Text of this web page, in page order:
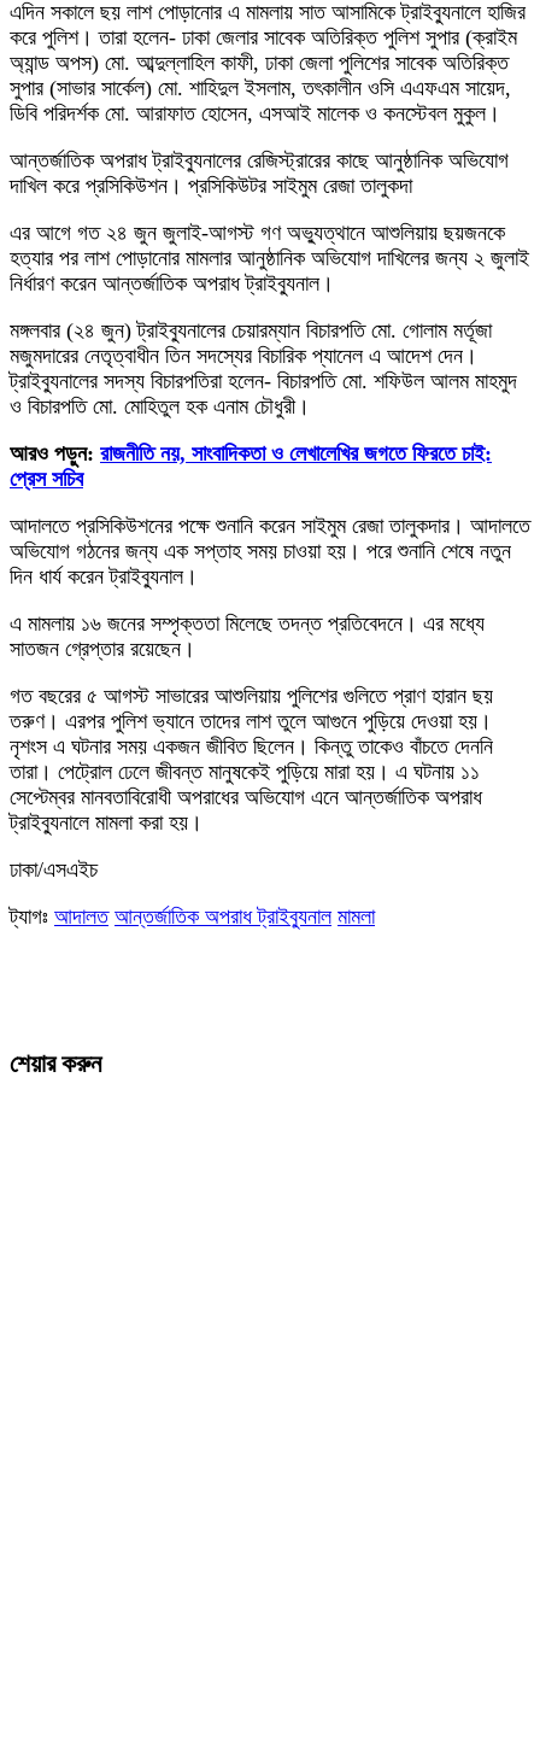
এদিন সকালে ছয় লাশ পোড়ানোর এ মামলায় সাত আসামিকে ট্রাইব্যুনালে হাজির
করে পুলিশ। তারা হলেন- ঢাকা জেলার সাবেক অতিরিক্ত পুলিশ সুপার (ক্রাইম
অ্যান্ড অপস) মো. আব্দুল্লাহিল কাফী, ঢাকা জেলা পুলিশের সাবেক অতিরিক্ত
সুপার (সাভার সার্কেল) মো. শাহিদুল ইসলাম, তৎকালীন ওসি এএফএম সায়েদ,
ডিবি পরিদর্শক মো. আরাফাত হোসেন, এসআই মালেক ও কনস্টেবল মুকুল।
আন্তর্জাতিক অপরাধ ট্রাইব্যুনালের রেজিস্ট্রারের কাছে আনুষ্ঠানিক অভিযোগ
দাখিল করে প্রসিকিউশন। প্রসিকিউটর সাইমুম রেজা তালুকদা
এর আগে গত ২৪ জুন জুলাই-আগস্ট গণ অভ্যুত্থানে আশুলিয়ায় ছয়জনকে
হত্যার পর লাশ পোড়ানোর মামলার আনুষ্ঠানিক অভিযোগ দাখিলের জন্য ২ জুলাই
নির্ধারণ করেন আন্তর্জাতিক অপরাধ ট্রাইব্যুনাল।
মঙ্গলবার (২৪ জুন) ট্রাইব্যুনালের চেয়ারম্যান বিচারপতি মো. গোলাম মর্তূজা
মজুমদারের নেতৃত্বাধীন তিন সদস্যের বিচারিক প্যানেল এ আদেশ দেন।
ট্রাইব্যুনালের সদস্য বিচারপতিরা হলেন- বিচারপতি মো. শফিউল আলম মাহমুদ
ও বিচারপতি মো. মোহিতুল হক এনাম চৌধুরী।
আরও পড়ুন: রাজনীতি নয়, সাংবাদিকতা ও লেখালেখির জগতে ফিরতে চাই:
প্রেস সচিব
আদালতে প্রসিকিউশনের পক্ষে শুনানি করেন সাইমুম রেজা তালুকদার। আদালতে
অভিযোগ গঠনের জন্য এক সপ্তাহ সময় চাওয়া হয়। পরে শুনানি শেষে নতুন
দিন ধার্য করেন ট্রাইব্যুনাল।
এ মামলায় ১৬ জনের সম্পৃক্ততা মিলেছে তদন্ত প্রতিবেদনে। এর মধ্যে
সাতজন গ্রেপ্তার রয়েছেন।
গত বছরের ৫ আগস্ট সাভারের আশুলিয়ায় পুলিশের গুলিতে প্রাণ হারান ছয়
তরুণ। এরপর পুলিশ ভ্যানে তাদের লাশ তুলে আগুনে পুড়িয়ে দেওয়া হয়।
নৃশংস এ ঘটনার সময় একজন জীবিত ছিলেন। কিন্তু তাকেও বাঁচতে দেননি
তারা। পেট্রোল ঢেলে জীবন্ত মানুষকেই পুড়িয়ে মারা হয়। এ ঘটনায় ১১
সেপ্টেম্বর মানবতাবিরোধী অপরাধের অভিযোগ এনে আন্তর্জাতিক অপরাধ
ট্রাইব্যুনালে মামলা করা হয়।
ঢাকা/এসএইচ
ট্যাগঃ আদালত আন্তর্জাতিক অপরাধ ট্রাইব্যুনাল মামলা
শেয়ার করুন